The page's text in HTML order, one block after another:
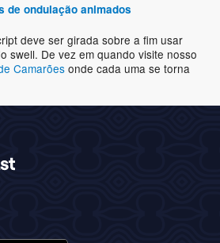
de ondulação animados
deve ser girada sobre a fim usar
swell. De vez em quando visite nosso
Camarões onde cada uma se torna